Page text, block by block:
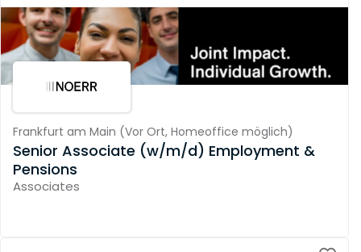
Frankfurt am Main (Vor Ort, Homeoffice möglich)
Senior Associate (w/m/d) Employment &
Pensions
Associates